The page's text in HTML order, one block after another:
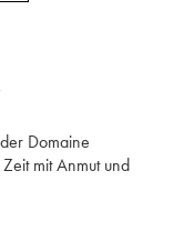
Domaine
mit Anmut und